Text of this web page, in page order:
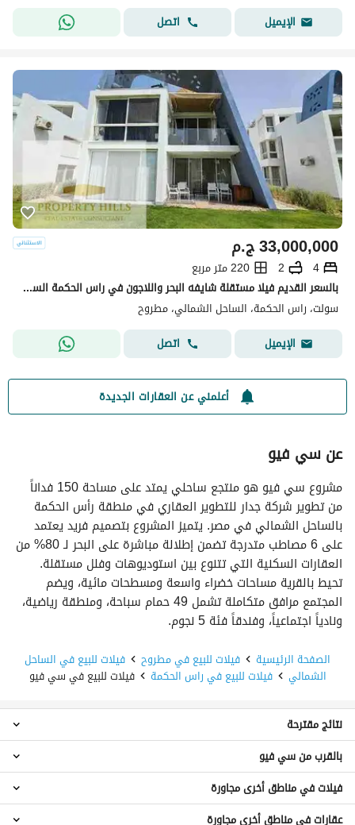
الإيميل
اتصل
ج.م33,000,000
4
2
220 متر مربع
بالسعر القديم فيلا مستقلة شايفه البحر واللاجون في راس الحكمة الساحل للبيع
سولت، راس الحكمة، الساحل الشمالي، مطروح
الإيميل
اتصل
أعلمني عن العقارات الجديدة
عن سي فيو
مشروع سي فيو هو منتجع ساحلي يمتد على مساحة 150 فداناً
من تطوير شركة جدار للتطوير العقاري في منطقة رأس الحكمة
بالساحل الشمالي في مصر. يتميز المشروع بتصميم فريد يعتمد
على 6 مصاطب متدرجة تضمن إطلالة مباشرة على البحر لـ 80% من
العقارات السكنية التي تتنوع بين استوديوهات وفلل مستقلة.
تحيط بالقرية مساحات خضراء واسعة ومسطحات مائية، ويضم
المجتمع مرافق متكاملة تشمل 49 حمام سباحة، ومنطقة رياضية،
ونادياً اجتماعياً، وفندقاً فئة 5 نجوم.
الصفحة الرئيسية فيلات للبيع في مطروح فيلات للبيع في الساحل
الشمالي فيلات للبيع في راس الحكمة فيلات للبيع في سي فيو
فيلات 5 غرف نوم للبيع في سي فيو
شاليهات للبيع في سي فيو
عقارات للبيع في سي فيو
نتائج مقترحة
فيلات للبيع في يود
فيلات للبيع في كالى كوست
بالقرب من سي فيو
فيلات في مناطق أخرى مجاورة
عقارات في مناطق أخرى مجاورة